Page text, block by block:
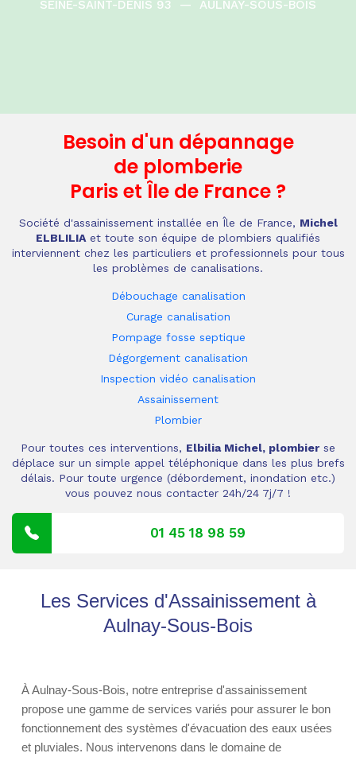
SEINE-SAINT-DENIS 93
— AULNAY-SOUS-BOIS
Besoin d'un dépannage
de plomberie
Paris et Île de France ?
Société d'assainissement installée en Île de France, Michel
ELBLILIA et toute son équipe de plombiers qualifiés
interviennent chez les particuliers et professionnels pour tous
les problèmes de canalisations.
Débouchage canalisation
Curage canalisation
Pompage fosse septique
Dégorgement canalisation
Inspection vidéo canalisation
Assainissement
Plombier
Pour toutes ces interventions, Elbilia Michel, plombier se
déplace sur un simple appel téléphonique dans les plus brefs
délais. Pour toute urgence (débordement, inondation etc.)
vous pouvez nous contacter 24h/24 7j/7 !
01 45 18 98 59
Les Services d'Assainissement à
Aulnay-Sous-Bois
À Aulnay-Sous-Bois, notre entreprise d'assainissement
propose une gamme de services variés pour assurer le bon
fonctionnement des systèmes d'évacuation des eaux usées
et pluviales. Nous intervenons dans le domaine de